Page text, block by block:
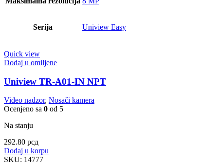
Serija Uniview Easy
Quick view
Dodaj u omiljene
Uniview TR-A01-IN NPT
Video nadzor, Nosači kamera
Ocenjeno sa 0 od 5
Na stanju
292.80 рсд
Dodaj u korpu
SKU: 14777